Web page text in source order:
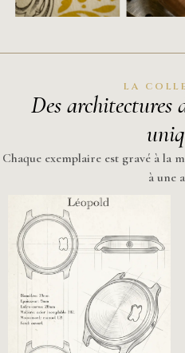
LA
Des architectures
Chaque exemplaire est gravé à la
à une